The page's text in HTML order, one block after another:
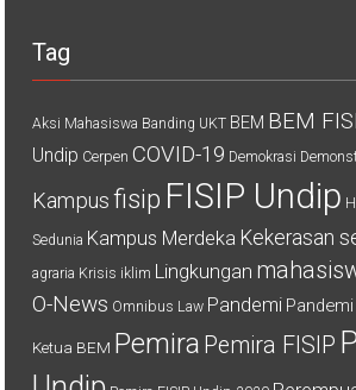
Tag
Aksi Mahasiswa Banding UKT BEM BEM
Undip Cerpen COVID-19 Demokrasi
Kampus fisip FISIP Undip
Sedunia Kampus Merdeka Kekerasan
agraria Krisis iklim Lingkungan
O-News Omnibus Law Pandemi
Ketua BEM Pemira Pemira FISIP